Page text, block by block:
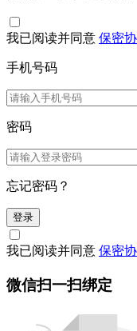
我已阅读并同意 保密
手机号码
密码
忘记密码？
登录
我已阅读并同意 保密
微信扫一扫绑定